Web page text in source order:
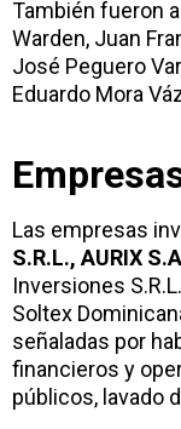
También fueron
Warden, Juan
José Peguero
Eduardo Mora
Las empresas
S.R.L., AURIX
Inversiones
Soltex
señaladas por
financieros y
públicos, lavado